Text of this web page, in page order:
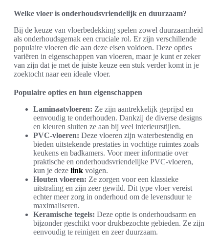
Welke vloer is onderhoudsvriendelijk en duurzaam?
Bij de keuze van vloerbedekking spelen zowel duurzaamheid
als onderhoudsgemak een cruciale rol. Er zijn verschillende
populaire vloeren die aan deze eisen voldoen. Deze opties
variëren in eigenschappen van vloeren, maar je kunt er zeker
van zijn dat je met de juiste keuze een stuk verder komt in je
zoektocht naar een ideale vloer.
Populaire opties en hun eigenschappen
Laminaatvloeren: Ze zijn aantrekkelijk geprijsd en
eenvoudig te onderhouden. Dankzij de diverse designs
en kleuren sluiten ze aan bij veel interieurstijlen.
PVC-vloeren: Deze vloeren zijn waterbestendig en
bieden uitstekende prestaties in vochtige ruimtes zoals
keukens en badkamers. Voor meer informatie over
praktische en onderhoudsvriendelijke PVC-vloeren,
kun je deze link volgen.
Houten vloeren: Ze zorgen voor een klassieke
uitstraling en zijn zeer gewild. Dit type vloer vereist
echter meer zorg in onderhoud om de levensduur te
maximaliseren.
Keramische tegels: Deze optie is onderhoudsarm en
bijzonder geschikt voor drukbezochte gebieden. Ze zijn
eenvoudig te reinigen en zeer duurzaam.